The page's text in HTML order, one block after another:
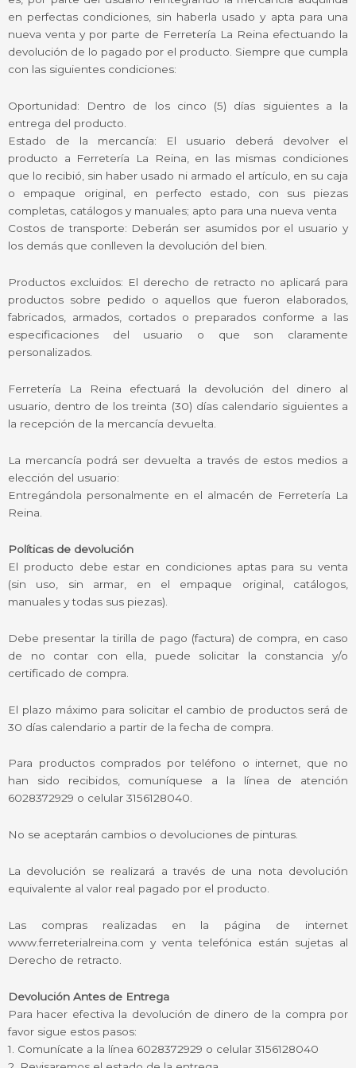
en perfectas condiciones, sin haberla usado y apta para una
nueva venta y por parte de Ferretería La Reina efectuando la
devolución de lo pagado por el producto. Siempre que cumpla
con las siguientes condiciones:
Oportunidad: Dentro de los cinco (5) días siguientes a la
entrega del producto.
Estado de la mercancía: El usuario deberá devolver el
producto a Ferretería La Reina, en las mismas condiciones
que lo recibió, sin haber usado ni armado el artículo, en su caja
o empaque original, en perfecto estado, con sus piezas
completas, catálogos y manuales; apto para una nueva venta
Costos de transporte: Deberán ser asumidos por el usuario y
los demás que conlleven la devolución del bien.
Productos excluidos: El derecho de retracto no aplicará para
productos sobre pedido o aquellos que fueron elaborados,
fabricados, armados, cortados o preparados conforme a las
especificaciones del usuario o que son claramente
personalizados.
Ferretería La Reina efectuará la devolución del dinero al
usuario, dentro de los treinta (30) días calendario siguientes a
la recepción de la mercancía devuelta.
La mercancía podrá ser devuelta a través de estos medios a
elección del usuario:
Entregándola personalmente en el almacén de Ferretería La
Reina.
Políticas de devolución
El producto debe estar en condiciones aptas para su venta
(sin uso, sin armar, en el empaque original, catálogos,
manuales y todas sus piezas).
Debe presentar la tirilla de pago (factura) de compra, en caso
de no contar con ella, puede solicitar la constancia y/o
certificado de compra.
El plazo máximo para solicitar el cambio de productos será de
30 días calendario a partir de la fecha de compra.
Para productos comprados por teléfono o internet, que no
han sido recibidos, comuníquese a la línea de atención
6028372929 o celular 3156128040.
No se aceptarán cambios o devoluciones de pinturas.
La devolución se realizará a través de una nota devolución
equivalente al valor real pagado por el producto.
Las compras realizadas en la página de internet
www.ferreterialreina.com y venta telefónica están sujetas al
Derecho de retracto.
Devolución Antes de Entrega
Para hacer efectiva la devolución de dinero de la compra por
favor sigue estos pasos:
1. Comunícate a la línea 6028372929 o celular 3156128040